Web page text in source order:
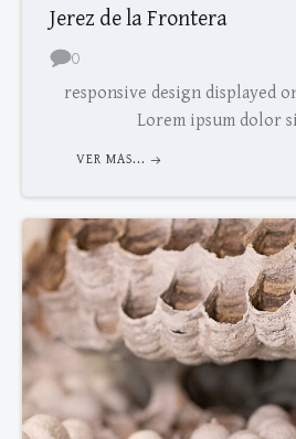
Jerez de la Frontera
0
responsive design displayed
Lorem ipsum dolor
VER MAS...